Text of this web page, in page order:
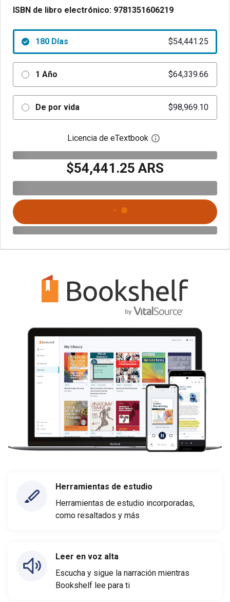
ISBN de libro electrónico: 9781351606219
180 Días $54,441.25
1 Año $64,339.66
De por vida $98,969.10
Licencia de eTextbook Abre el cuadro de
$54,441.25 ARS
Herramientas de estudio
Herramientas de estudio incorporadas,
como resaltados y más
Leer en voz alta
Escucha y sigue la narración mientras
Bookshelf lee para ti